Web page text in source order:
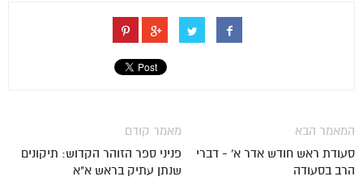
מאמר קודם
פניני ספר הזוהר הקדוש: תיקונים
שנתן עתיק בראש א"א
המאמר הבא
סעודת ראש חודש אדר א' - דברי
הרב בסעודה